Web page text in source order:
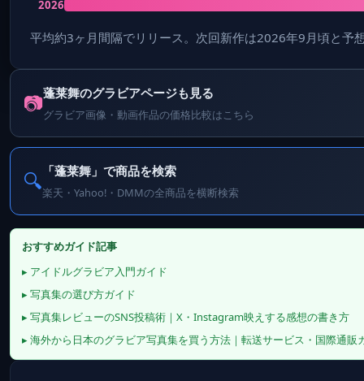
2026
平均約3ヶ月間隔でリリース。次回新作は2026年9月頃と予
📷蓬莱舞のグラビアページも見る
グラビア画像・動画作品の価格比較はこちら
🔍 「蓬莱舞」で商品を検索
楽天・Yahoo!・DMMの全商品を横断検索
おすすめガイド記事
▸ アイドルグラビア入門ガイド
▸ 写真集の選び方ガイド
▸ 写真集レビューのSNS投稿術｜X・Instagram映えする感想の書き方
▸ 海外から日本のグラビア写真集を買う方法｜転送サービス・国際通販